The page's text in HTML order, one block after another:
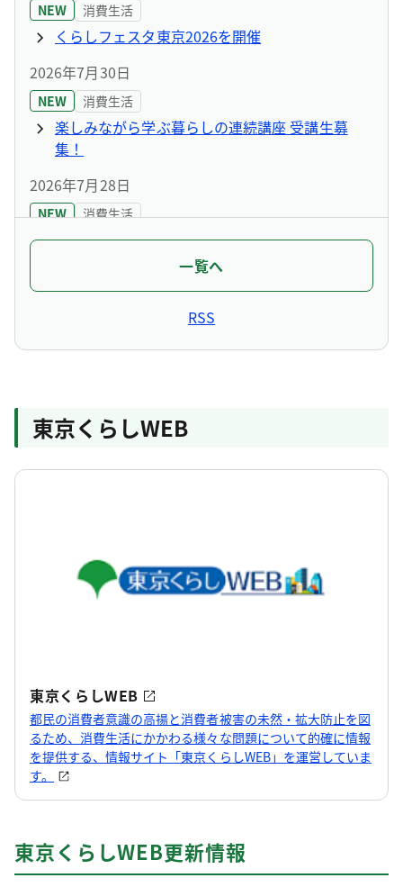
NEW 消費生活
くらしフェスタ東京2026を開催
2026年7月30日
NEW 消費生活
楽しみながら学ぶ暮らしの連続講座 受講生募
集！
2026年7月28日
NEW 消費生活
令和7年度消費生活相談概要
東京都消費生活対策審議会の開催について
NEW 消費生活
公衆浴場入浴料金の統制額について
2026年6月23日
消費生活
「消費者問題マスター講座」を開講します
一覧へ
RSS
東京くらしWEB
東京くらしWEB
都民の消費者意識の高揚と消費者被害の未然・拡大防止を図
るため、消費生活にかかわる様々な問題について的確に情報
を提供する、情報サイト「東京くらしWEB」を運営していま
す。
東京くらしWEB更新情報